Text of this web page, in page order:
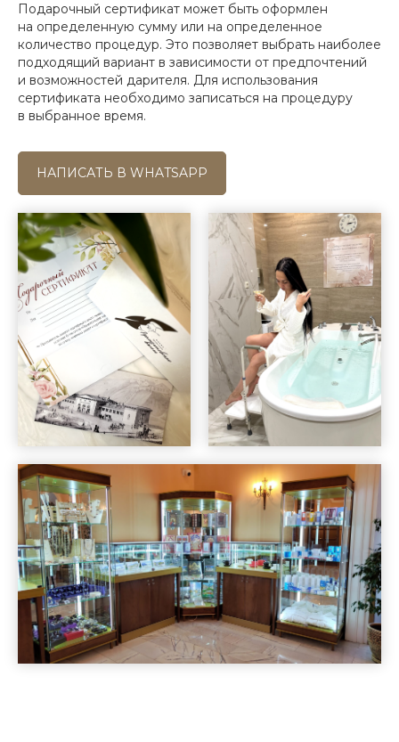
Подарочный сертификат может быть оформлен
на определенную сумму или на определенное
количество процедур. Это позволяет выбрать наиболее
подходящий вариант в зависимости от предпочтений
и возможностей дарителя. Для использования
сертификата необходимо записаться на процедуру
в выбранное время.
НАПИСАТЬ В WHATSAPP